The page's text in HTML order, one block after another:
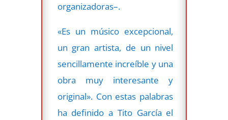
organizadoras–.
«Es un músico excepcional,
un gran artista, de un nivel
sencillamente increíble y una
obra muy interesante y
original». Con estas palabras
ha definido a Tito García el